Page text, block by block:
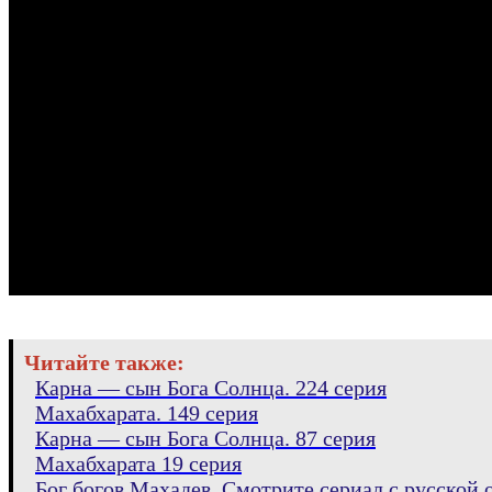
Читайте также:
Карна — сын Бога Солнца. 224 серия
Махабхарата. 149 серия
Карна — сын Бога Солнца. 87 серия
Махабхарата 19 серия